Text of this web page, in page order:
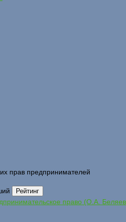
прав предпринимателей
право (О.А.